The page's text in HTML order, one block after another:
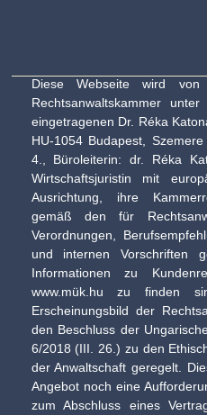
Diese Webseite wird
Rechtsanwaltskammer
eingetragenen Dr. Réka
HU-1054 Budapest,
4., Büroleiterin: dr. Réka
Wirtschaftsjuristin mit
Ausrichtung, ihre
gemäß den für
Verordnungen,
und internen Vorschriften
Informationen zu
www.mük.hu zu finden
Erscheinungsbild der
den Beschluss der
6/2018 (III. 26.) zu den
der Anwaltschaft geregelt.
Angebot noch eine
zum Abschluss eines